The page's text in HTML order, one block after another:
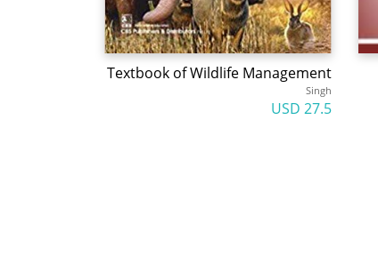
Textbook of Wildlife Management
Singh
27.5 USD